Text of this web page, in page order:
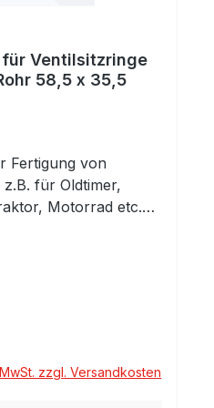
Ventilsitzringe
58,5 x 35,5
Fertigung von
für Oldtimer,
Motorrad etc.
für Otto- und
Ca 12% Cr, 2,0-
für Sauger-
zzgl. Versandkosten